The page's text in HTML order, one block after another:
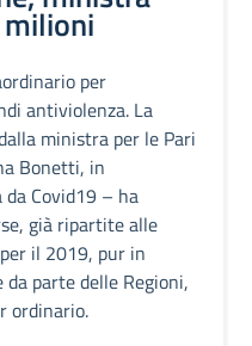
per
antiviolenza. La
ministra per le Pari
Bonetti, in
da Covid19 – ha
già ripartite alle
il 2019, pur in
parte delle Regioni,
ordinario.